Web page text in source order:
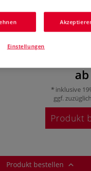
DAHLE® 580 und 585,
Mehr
ab
inklusive
ggf. zuzüglich
Produkt
Produkt bestellen
Einstellungen